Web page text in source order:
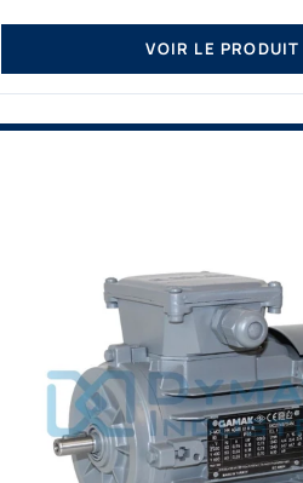
VOIR LE PRODUIT